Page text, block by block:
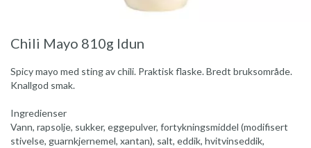
Chili Mayo 810g Idun
Spicy mayo med sting av chili. Praktisk flaske. Bredt bruksområde.
Knallgod smak.
Ingredienser
Vann, rapsolje, sukker, eggepulver, fortykningsmiddel (modifisert
stivelse, guarnkjernemel, xantan), salt, eddik, hvitvinseddik,